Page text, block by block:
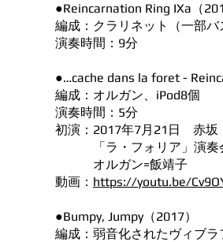
●Reincarnation Ring IXa（
編成：クラリネット（一部
演奏時間：9分
●…cache dans la foret -
編成：オルガン、iPod8個
演奏時間：5分
初演：2017年7月21日 赤坂
「ラ・フォリア」演奏
オルガン=飯靖子
動画： https://youtu.be/
●Bumpy, Jumpy（2017）
編成：弱音化されたヴィブラ